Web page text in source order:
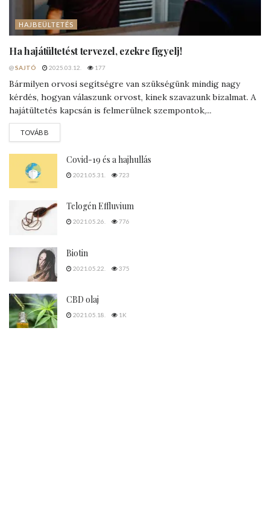
HAJBEÜLTETÉS
Ha hajátültetést tervezel, ezekre figyelj!
@SAJTÓ 2025.03.12. 177
Bármilyen orvosi segítségre van szükségünk mindig nagy
kérdés, hogyan válaszunk orvost, kinek szavazunk bizalmat. A
hajátültetés kapcsán is felmerülnek szempontok,...
TOVÁBB
Covid-19 és a hajhullás
2021.05.31. 723
Telogén Effluvium
2021.05.26. 776
Biotin
2021.05.22. 375
CBD olaj
2021.05.18. 1K